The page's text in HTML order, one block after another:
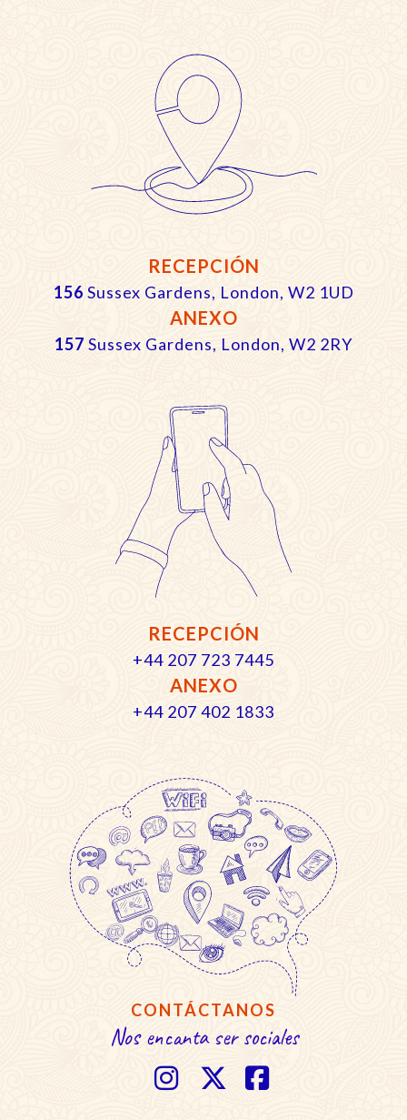
RECEPCIÓN
156 Sussex Gardens, London, W2 1UD
ANEXO
157 Sussex Gardens, London, W2 2RY
RECEPCIÓN
+44 207 723 7445
ANEXO
+44 207 402 1833
CONTÁCTANOS
Nos encanta ser sociales
  